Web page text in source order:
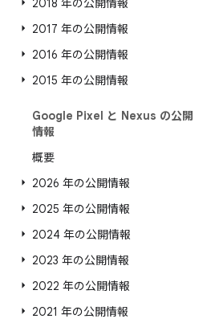
2018 年の公開情報
2017 年の公開情報
2016 年の公開情報
2015 年の公開情報
Google Pixel と Nexus の公開
情報
概要
2026 年の公開情報
2025 年の公開情報
2024 年の公開情報
2023 年の公開情報
2022 年の公開情報
2021 年の公開情報